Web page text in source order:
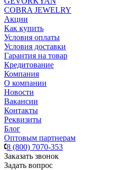
COBRA JEWELRY
Акции
Как купить
Условия оплаты
Условия доставки
Гарантия на товар
Кредитование
Компания
О компании
Новости
Вакансии
Контакты
Реквизиты
Блог
Оптовым партнерам
8 (800) 7070-353
Заказать звонок
Задать вопрос